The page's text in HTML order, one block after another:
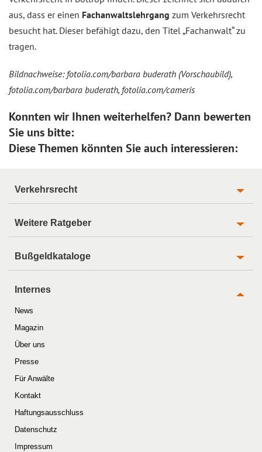
aus, dass er einen Fachanwaltslehrgang zum Verkehrsrecht
besucht hat. Dieser befähigt dazu, den Titel „Fachanwalt“ zu
tragen.
Bildnachweise: fotolia.com/barbara buderath (Vorschaubild),
fotolia.com/barbara buderath, fotolia.com/cameris
Konnten wir Ihnen weiterhelfen? Dann bewerten
Sie uns bitte:
Diese Themen könnten Sie auch interessieren:
Verkehrsrecht
Weitere Ratgeber
Bußgeldkataloge
Internes
News
Magazin
Über uns
Presse
Für Anwälte
Kontakt
Haftungsausschluss
Datenschutz
Impressum